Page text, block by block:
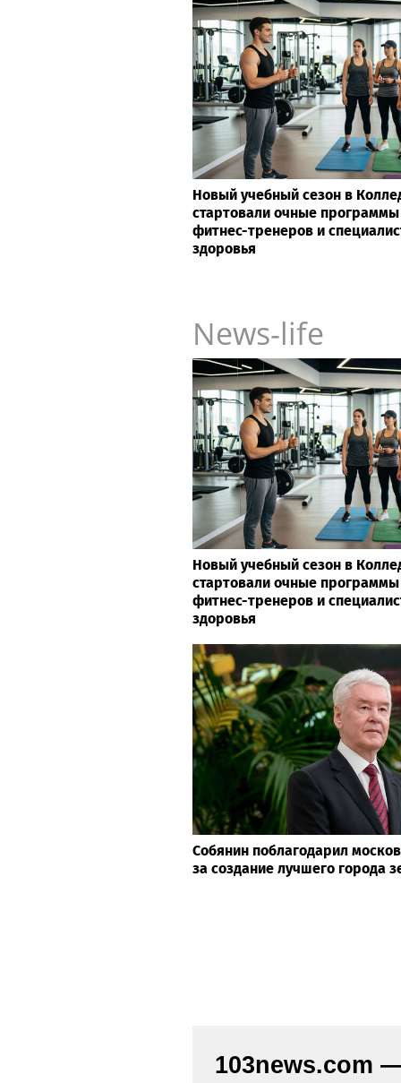
Новый учебный сезон в
стартовали очные программы
фитнес-тренеров и
здоровья
News-life
Новый учебный сезон в
стартовали очные программы
фитнес-тренеров и
здоровья
Собянин поблагодарил
за создание лучшего города
103news.com